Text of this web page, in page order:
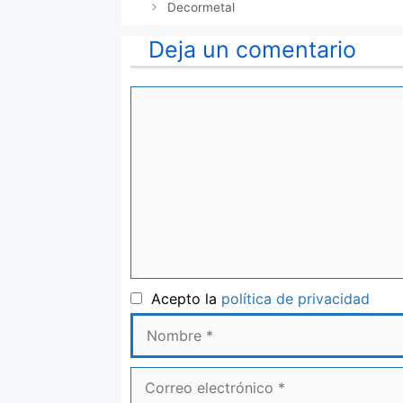
Decormetal
Deja un comentario
Acepto la política de privacidad
electrónico